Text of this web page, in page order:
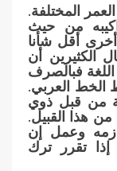
المختلفة.
من حيث
أقل شأنا
الكثيرين أن
فبالصرف
الخط العربي.
من قبل ذوي
هذا القبيل.
وعمل إن
إذا تقرر ترك